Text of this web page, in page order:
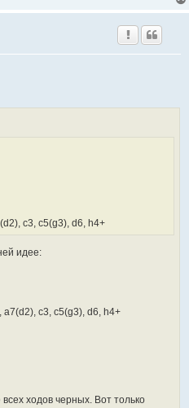
c3, c5(g3), d6, h4+
идее:
a7(d2), c3, c5(g3), d6, h4+
ходов черных. Вот только